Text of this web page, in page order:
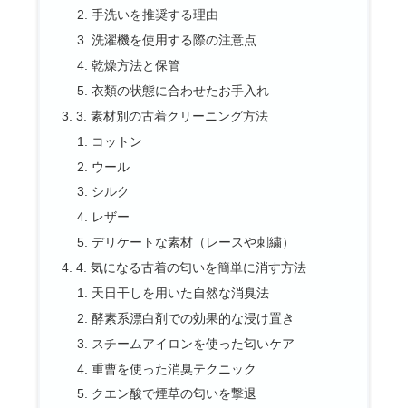
手洗いを推奨する理由
洗濯機を使用する際の注意点
乾燥方法と保管
衣類の状態に合わせたお手入れ
3. 素材別の古着クリーニング方法
コットン
ウール
シルク
レザー
デリケートな素材（レースや刺繍）
4. 気になる古着の匂いを簡単に消す方法
天日干しを用いた自然な消臭法
酵素系漂白剤での効果的な浸け置き
スチームアイロンを使った匂いケア
重曹を使った消臭テクニック
クエン酸で煙草の匂いを撃退